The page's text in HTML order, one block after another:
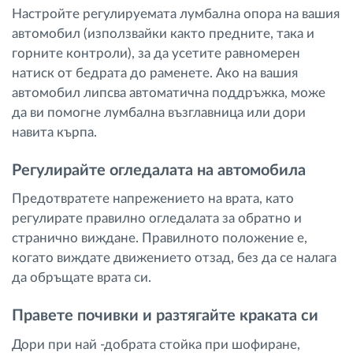
Настройте регулируемата лумбална опора на вашия
автомобил (използвайки както предните, така и
горните контроли), за да усетите равномерен
натиск от бедрата до раменете. Ако на вашия
автомобил липсва автоматична поддръжка, може
да ви помогне лумбална възглавница или дори
навита кърпа.
Регулирайте огледалата на автомобила
Предотвратете напрежението на врата, като
регулирате правилно огледалата за обратно и
странично виждане. Правилното положение е,
когато виждате движението отзад, без да се налага
да обръщате врата си.
Правете почивки и разтягайте краката си
Дори при най -добрата стойка при шофиране,